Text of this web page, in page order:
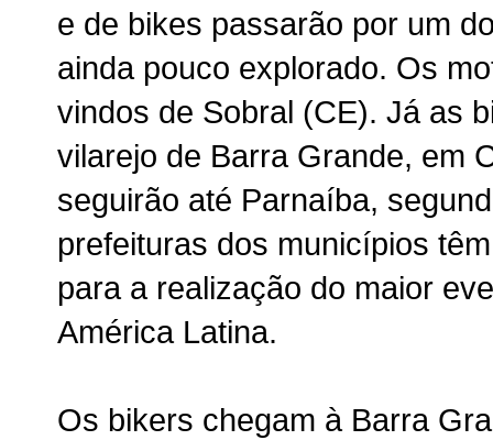
e de bikes passarão por um
ainda pouco explorado. Os
vindos de Sobral (CE). Já as
vilarejo de Barra Grande, em
seguirão até Parnaíba,
prefeituras dos municípios
para a realização do maior
América Latina.
Os bikers chegam à Barra